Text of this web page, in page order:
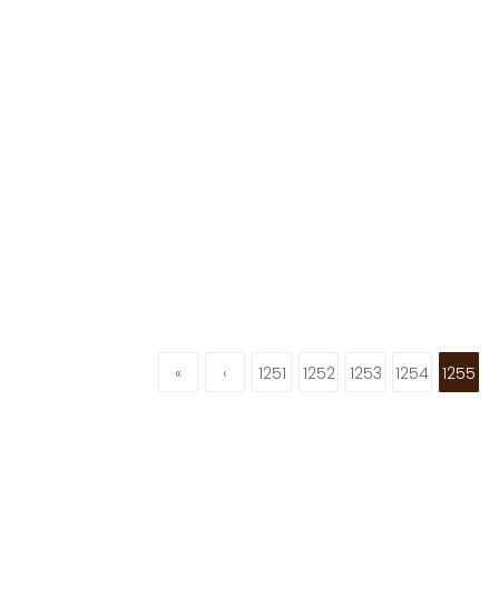
« ‹ 1251 1252 1253 1254 1255